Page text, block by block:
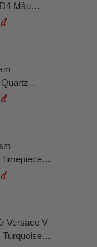
Màu
Versace V-
Turquoise